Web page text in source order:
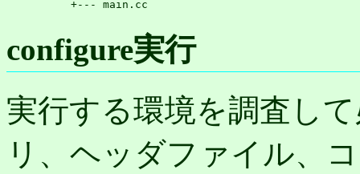
          +--- main.cc
configure実行
実行する環境を調査し
リ、ヘッダファイル、